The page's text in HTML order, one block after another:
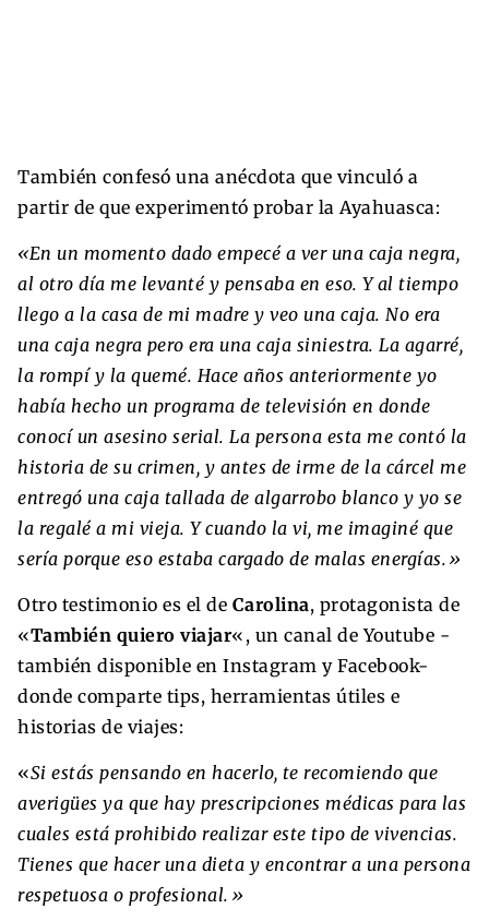
También confesó una anécdota que vinculó a
partir de que experimentó probar la Ayahuasca:
«En un momento dado empecé a ver una caja negra,
al otro día me levanté y pensaba en eso. Y al tiempo
llego a la casa de mi madre y veo una caja. No era
una caja negra pero era una caja siniestra. La agarré,
la rompí y la quemé. Hace años anteriormente yo
había hecho un programa de televisión en donde
conocí un asesino serial. La persona esta me contó la
historia de su crimen, y antes de irme de la cárcel me
entregó una caja tallada de algarrobo blanco y yo se
la regalé a mi vieja. Y cuando la vi, me imaginé que
sería porque eso estaba cargado de malas energías.»
Otro testimonio es el de Carolina, protagonista de
«También quiero viajar«, un canal de Youtube -
también disponible en Instagram y Facebook-
donde comparte tips, herramientas útiles e
historias de viajes:
«Si estás pensando en hacerlo, te recomiendo que
averigües ya que hay prescripciones médicas para las
cuales está prohibido realizar este tipo de vivencias.
Tienes que hacer una dieta y encontrar a una persona
respetuosa o profesional.»